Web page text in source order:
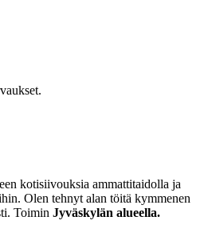
kotisiivouksia ammattitaidolla ja
Olen tehnyt alan töitä kymmenen
Toimin Jyväskylän alueella.